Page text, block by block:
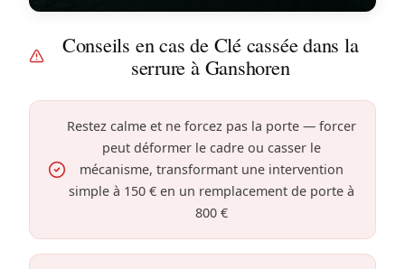
Conseils en cas de Clé cassée dans la
serrure à Ganshoren
Restez calme et ne forcez pas la porte — forcer
peut déformer le cadre ou casser le
mécanisme, transformant une intervention
simple à 150 € en un remplacement de porte à
800 €